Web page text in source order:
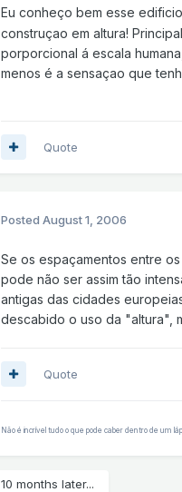
Eu conheço bem esse
construçao em altura!
porporcional á escala
menos é a sensaçao que
Quote
Posted August 1, 2006
Se os espaçamentos entre
pode não ser assim tão
antigas das cidades
descabido o uso da "altura",
Quote
Não é incrível tudo o que pode caber dentro de um
10 months later...